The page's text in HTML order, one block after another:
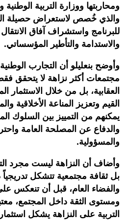
ومحاربتها ووزارة التربية الوطنية
والذي خُصص لاستعراض حصيلة
للبرنامج واستشراف آفاق
والاستدامة والتأطير المؤسساتي.
وأوضح بنعليلو أن التجارب الوطنية
مجتمعات أكثر نزاهة لا يتحقق
العقابية، بل من خلال الاستثمار
القيم وتعزيز المناعة الأخلاقية
يمكنهم من التمييز بين السلوك
والدفاع عن المصلحة العامة
والمسؤولية.
وأضاف أن النزاهة ليست مجرد
بل ثقافة مجتمعية تتشكل
والفضاء العام، قبل أن تنعكس
ومستوى الثقة داخل المجتمع،
التربية على النزاهة يشكل